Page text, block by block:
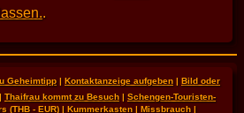
.
Geheimtipp| Kontaktanzeige aufgeben| Bild oder
Thaifrau kommt zu Besuch| Schengen-Touristen-
(THB - EUR)| Kummerkasten| Missbrauch|